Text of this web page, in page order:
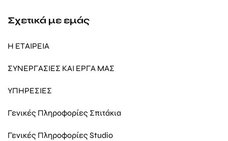
Σχετικά με εμάς
Η ΕΤΑΙΡΕΙΑ
ΣΥΝΕΡΓΑΣΙΕΣ ΚΑΙ ΕΡΓΑ ΜΑΣ
ΥΠΗΡΕΣΙΕΣ
Γενικές Πληροφορίες Σπιτάκια
Γενικές Πληροφορίες Studio